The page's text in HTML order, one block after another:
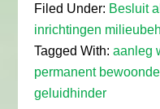
Filed Under: Besluit
inrichtingen
Tagged With:aanleg
permanent
geluidhinder